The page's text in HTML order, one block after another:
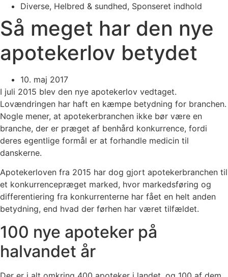
Diverse, Helbred & sundhed, Sponseret indhold
Så meget har den nye
apotekerlov betydet
10. maj 2017
I juli 2015 blev den nye apotekerlov vedtaget.
Lovændringen har haft en kæmpe betydning for branchen.
Nogle mener, at apotekerbranchen ikke bør være en
branche, der er præget af benhård konkurrence, fordi
deres egentlige formål er at forhandle medicin til
danskerne.
Apotekerloven fra 2015 har dog gjort apotekerbranchen til
et konkurrencepræget marked, hvor markedsføring og
differentiering fra konkurrenterne har fået en helt anden
betydning, end hvad der førhen har været tilfældet.
100 nye apoteker på
halvandet år